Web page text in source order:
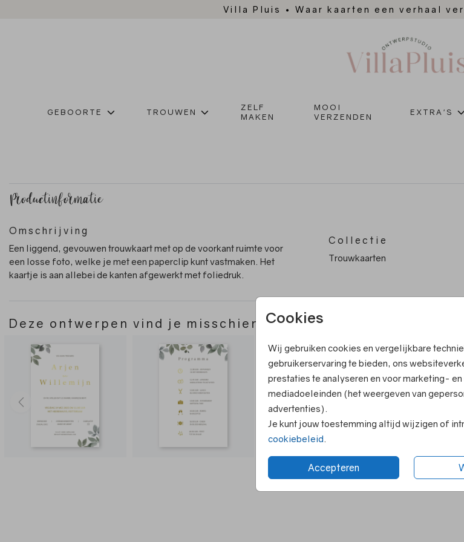
Villa Pluis • Waar kaarten een verhaal
GEBOORTE TROUWEN
ZELF
MAKEN
MOOI
VERZENDEN
EXTRA'S
Cookies
Wij gebruiken cookies en vergelijkbare
gebruikerservaring te bieden, ons
prestaties te analyseren en voor marketing-
mediadoeleinden (het weergeven van
advertenties).
Je kunt jouw toestemming altijd wijzigen of
cookiebeleid
Accepteren
Productinformatie
Omschrijving
Een liggend, gevouwen trouwkaart met op de voorkant ruimte voor
een losse foto, welke je met een paperclip kunt vastmaken. Het
kaartje is aan allebei de kanten afgewerkt met foliedruk.
Collectie
Trouwkaarten
Deze ontwerpen vind je misschien ook leuk